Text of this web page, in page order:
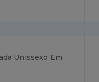
Epic T Shirt Cintada Unissexo Em Jersey De Gola Redonda